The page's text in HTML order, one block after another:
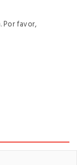
Por favor,